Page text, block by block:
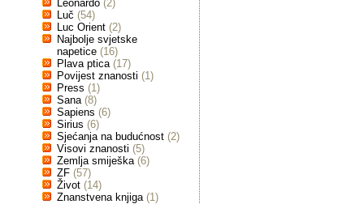
Leonardo (2)
Luč (54)
Luc Orient (2)
Najbolje svjetske
napetice (16)
Plava ptica (17)
Povijest znanosti (1)
Press (1)
Sana (8)
Sapiens (6)
Sirius (6)
Sjećanja na budućnost (2)
Visovi znanosti (5)
Zemlja smiješka (6)
ZF (57)
Život (14)
Znanstvena knjiga (1)